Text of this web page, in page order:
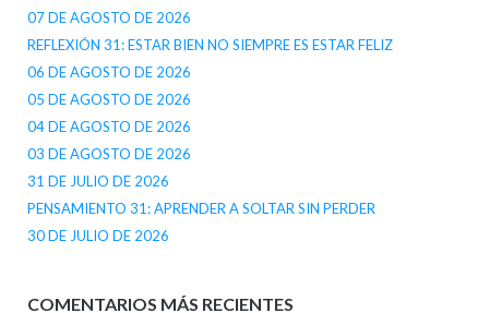
07 DE AGOSTO DE 2026
REFLEXIÓN 31: ESTAR BIEN NO SIEMPRE ES ESTAR FELIZ
06 DE AGOSTO DE 2026
05 DE AGOSTO DE 2026
04 DE AGOSTO DE 2026
03 DE AGOSTO DE 2026
31 DE JULIO DE 2026
PENSAMIENTO 31: APRENDER A SOLTAR SIN PERDER
30 DE JULIO DE 2026
COMENTARIOS MÁS RECIENTES